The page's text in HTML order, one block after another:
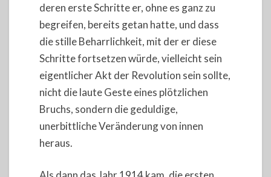
deren erste Schritte er, ohne es ganz zu
begreifen, bereits getan hatte, und dass
die stille Beharrlichkeit, mit der er diese
Schritte fortsetzen würde, vielleicht sein
eigentlicher Akt der Revolution sein sollte,
nicht die laute Geste eines plötzlichen
Bruchs, sondern die geduldige,
unerbittliche Veränderung von innen
heraus.